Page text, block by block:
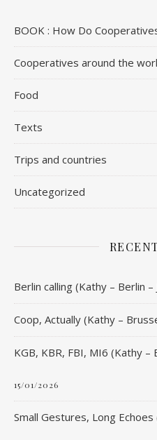
BOOK : How Do
Cooperatives around the
Food
Texts
Trips and countries
Uncategorized
Berlin calling (Kathy – Berlin –
Coop, Actually (Kathy –
KGB, KBR, FBI, MI6 (Kathy –
15/01/2026
Small Gestures, Long